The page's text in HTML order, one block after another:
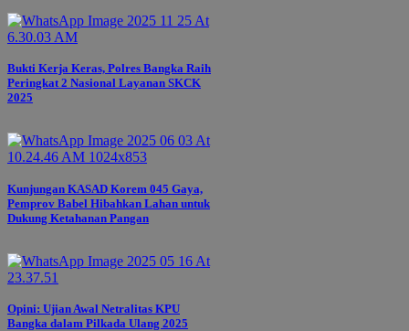
Bukti Kerja Keras, Polres Bangka Raih
Peringkat 2 Nasional Layanan SKCK
2025
Kunjungan KASAD Korem 045 Gaya,
Pemprov Babel Hibahkan Lahan untuk
Dukung Ketahanan Pangan
Opini: Ujian Awal Netralitas KPU
Bangka dalam Pilkada Ulang 2025